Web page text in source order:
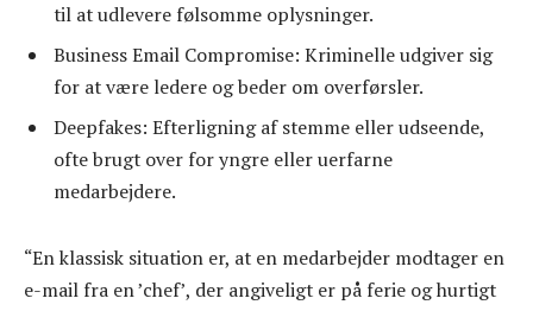
til at udlevere følsomme oplysninger.
Business Email Compromise: Kriminelle udgiver sig
for at være ledere og beder om overførsler.
Deepfakes: Efterligning af stemme eller udseende,
ofte brugt over for yngre eller uerfarne
medarbejdere.
“En klassisk situation er, at en medarbejder modtager en
e-mail fra en ’chef’, der angiveligt er på ferie og hurtigt